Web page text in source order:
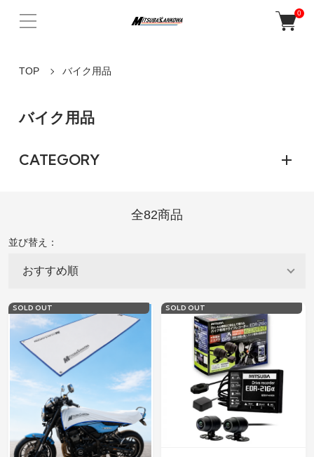
0
TOP バイク用品
バイク用品
CATEGORY
全82商品
並び替え：
SOLD OUT SOLD OUT